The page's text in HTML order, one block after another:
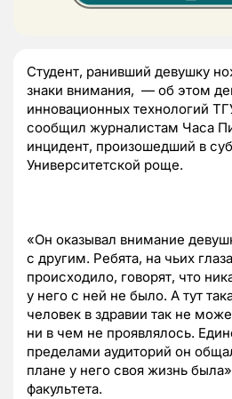
Студент, ранивший девушку
знаки внимания, — об этом
инновационных технологий
сообщил журналистам Часа
инцидент, произошедший в
Университетской роще.
«Он оказывал внимание
с другим. Ребята, на чьих
происходило, говорят, что
у него с ней не было. А тут
человек в здравии так не
ни в чем не проявлялось.
пределами аудиторий он
плане у него своя жизнь
факультета.